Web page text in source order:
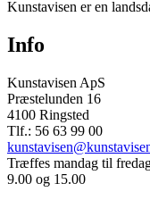
Kunstavisen er en
Info
Kunstavisen ApS
Præstelunden 16
4100 Ringsted
Tlf.: 56 63 99 00
Træffes mandag til
9.00 og 15.00